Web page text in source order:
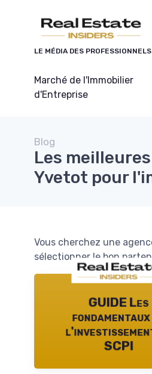
LE MÉDIA DES
Marché de l'Immobilier
d'Entreprise
Blog
Les
Yvetot pour
Vous cherchez une
sélectionner le bon
GUIDE Les
fondamentaux
SCPI